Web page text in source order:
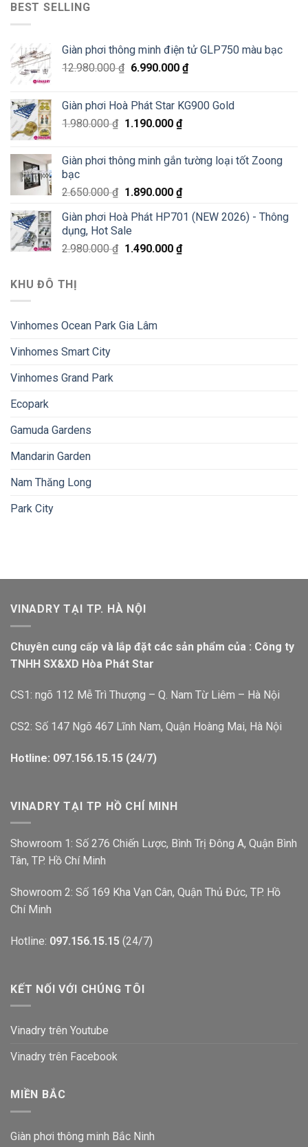
BEST SELLING
Giàn phơi thông minh điện tử GLP750 màu bạc
12.980.000₫ 6.990.000 ₫
Giàn phơi Hoà Phát Star KG900 Gold
1.980.000₫ 1.190.000 ₫
Giàn phơi thông minh gắn tường loại tốt Zoong
bạc
2.650.000₫ 1.890.000 ₫
Giàn phơi Hoà Phát HP701 (NEW 2026) - Thông
dụng, Hot Sale
2.980.000₫ 1.490.000 ₫
KHU ĐÔ THỊ
Vinhomes Ocean Park Gia Lâm
Vinhomes Smart City
Vinhomes Grand Park
Ecopark
Gamuda Gardens
Mandarin Garden
Nam Thăng Long
Park City
VINADRY TẠI TP. HÀ NỘI
Chuyên cung cấp và lắp đặt các sản phẩm của : Công ty
TNHH SX&XD Hòa Phát Star
CS1: ngõ 112 Mễ Trì Thượng – Q. Nam Từ Liêm – Hà Nội
CS2: Số 147 Ngõ 467 Lĩnh Nam, Quận Hoàng Mai, Hà Nội
Hotline: 097.156.15.15 (24/7)
VINADRY TẠI TP HỒ CHÍ MINH
Showroom 1: Số 276 Chiến Lược, Bình Trị Đông A, Quận Bình
Tân, TP. Hồ Chí Minh
Showroom 2: Số 169 Kha Vạn Cân, Quận Thủ Đức, TP. Hồ
Chí Minh
Hotline: 097.156.15.15 (24/7)
KẾT NỐI VỚI CHÚNG TÔI
Vinadry trên Youtube
Vinadry trên Facebook
MIỀN BẮC
Giàn phơi thông minh Bắc Ninh